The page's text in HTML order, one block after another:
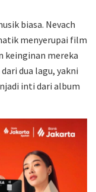
biasa. Nevach
menyerupai film
keinginan mereka
dua lagu, yakni
inti dari album